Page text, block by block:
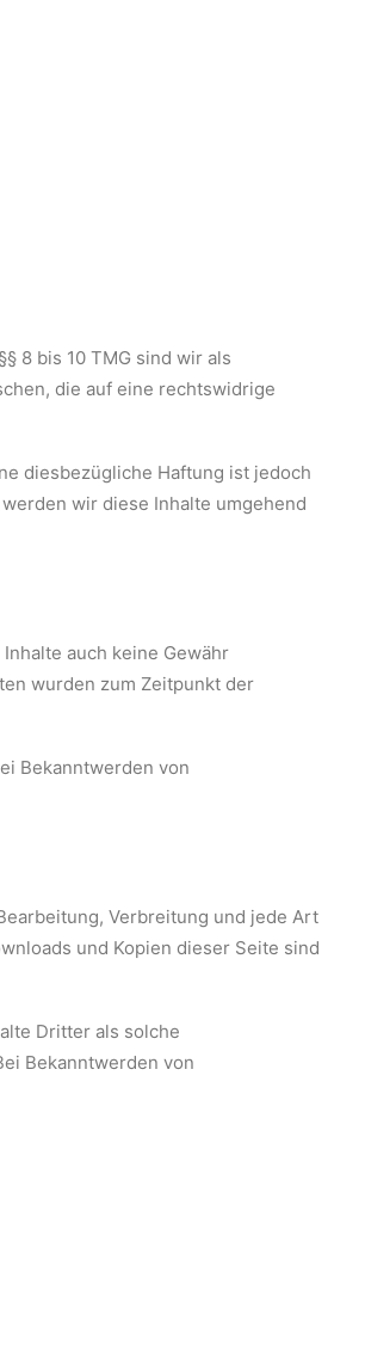
8 bis 10 TMG sind wir als
die auf eine rechtswidrige
diesbezügliche Haftung ist jedoch
wir diese Inhalte umgehend
auch keine Gewähr
wurden zum Zeitpunkt der
Bekanntwerden von
Verbreitung und jede Art
und Kopien dieser Seite sind
Dritter als solche
Bekanntwerden von